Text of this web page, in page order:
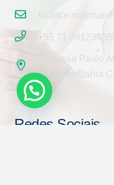
+55 71
Travessa Paulo
Salvador/Bahia
Redes Sociais